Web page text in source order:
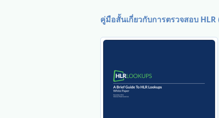
คู่มือสั้นเกี่ยวกับการตรวจสอบ HLR